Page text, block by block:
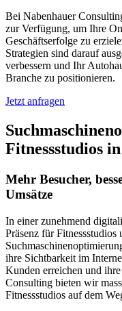
Bei Nabenhauer
zur Verfügung, um Ihre
Geschäftserfolge zu
Strategien sind darauf
verbessern und Ihr
Branche zu positionieren.
Jetzt anfragen
Fitnessstudios
Mehr Besucher,
Umsätze
In einer zunehmend
Präsenz für
ihre Sichtbarkeit im
Kunden erreichen und
Consulting bieten wir
Fitnessstudios auf dem